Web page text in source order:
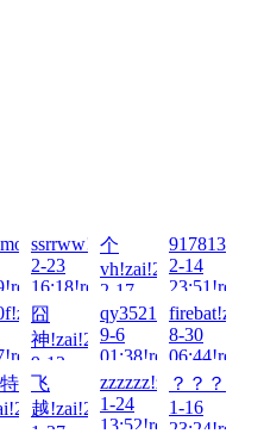
ssrrww!zai!2026-
2-23
16:18!read!
个
vh!zai!2026-
2-17
01:25!read!
2-14
23:51!read!
囧
神!zai!2025-
9-12
01:06!read!
qy3521!zai!2025-
9-6
01:38!read!
8-30
06:44!read!
飞
越!zai!2025-
1-27
zzzzzz!zai!2025-
1-24
13:52!read!
？？？
1-16
23:24!read!